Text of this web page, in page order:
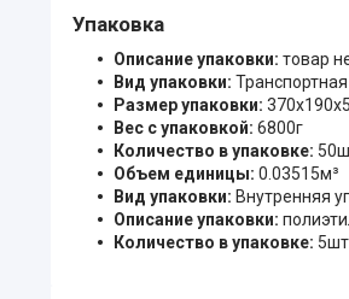
Упаковка
Описание упаковки: товар
Вид упаковки:
Размер упаковки:
Вес с упаковкой: 6800г
Количество в упаковке:
Объем единицы: 0.03515м³
Вид упаковки: Внутренняя
Описание упаковки:
Количество в упаковке: 5шт.